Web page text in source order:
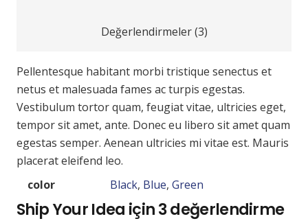
Değerlendirmeler (3)
Pellentesque habitant morbi tristique senectus et
netus et malesuada fames ac turpis egestas.
Vestibulum tortor quam, feugiat vitae, ultricies eget,
tempor sit amet, ante. Donec eu libero sit amet quam
egestas semper. Aenean ultricies mi vitae est. Mauris
placerat eleifend leo.
color
Black, Blue, Green
Ship Your Idea için 3 değerlendirme